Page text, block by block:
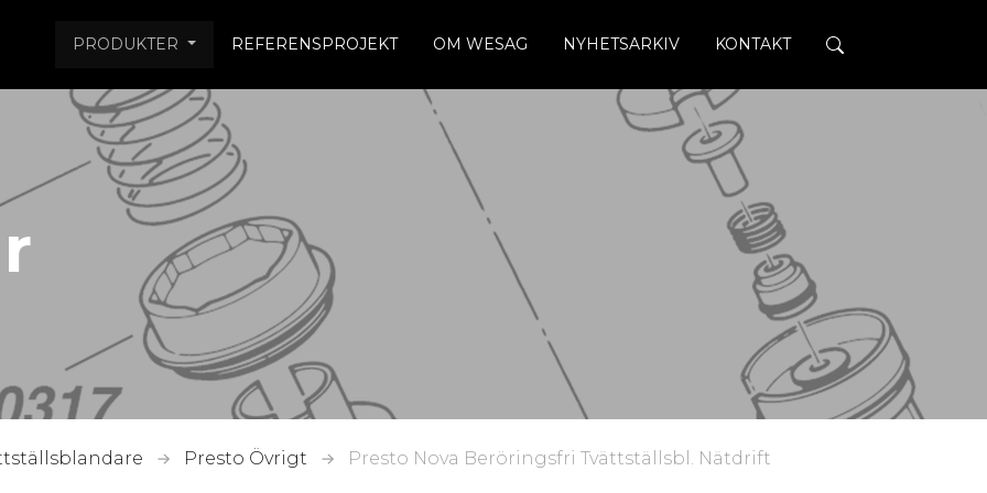
PRODUKTER REFERENSPROJEKT OM WESAG NYHETSARKIV KONTAKT
Presto Övrigt Presto Nova Beröringsfri Tvättställsbl. Nätdrift